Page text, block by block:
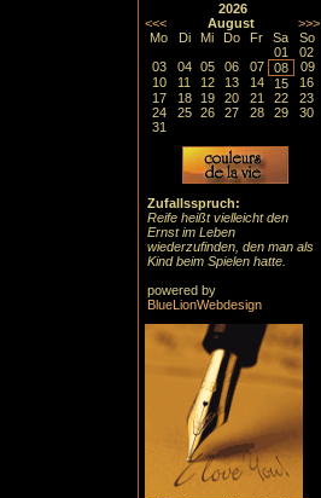
2026
<<<
August
>>>
Mo
Di Mi Do Fr Sa
So
01
02
03
04 05 06 07 08
09
10
11 12 13 14 15
16
17
18 19 20 21 22
23
24
25 26 27 28 29
30
31
Zufallsspruch:
Reife heißt vielleicht den
Ernst im Leben
wiederzufinden, den man als
Kind beim Spielen hatte.
powered by
BlueLionWebdesign